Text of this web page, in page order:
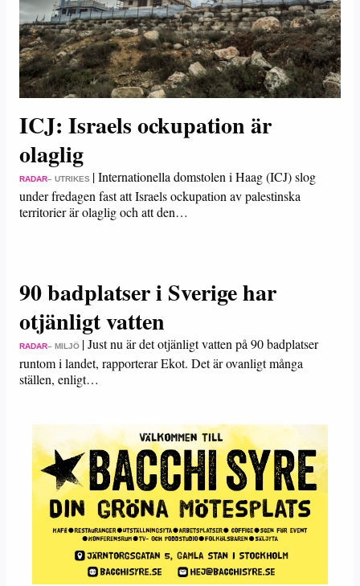
ICJ: Israels ockupation är
olaglig
RADAR– UTRIKES |Internationella domstolen i Haag (ICJ) slog
under fredagen fast att Israels ockupation av palestinska
territorier är olaglig och att den…
90 badplatser i Sverige har
otjänligt vatten
RADAR– MILJÖ |Just nu är det otjänligt vatten på 90 badplatser
runtom i landet, rapporterar Ekot. Det är ovanligt många
ställen, enligt…